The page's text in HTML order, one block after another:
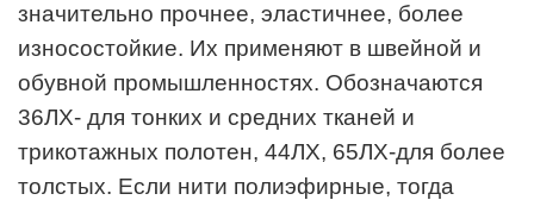
значительно прочнее, эластичнее, более
износостойкие. Их применяют в швейной и
обувной промышленностях. Обозначаются
36ЛХ- для тонких и средних тканей и
трикотажных полотен, 44ЛХ, 65ЛХ-для более
толстых. Если нити полиэфирные, тогда